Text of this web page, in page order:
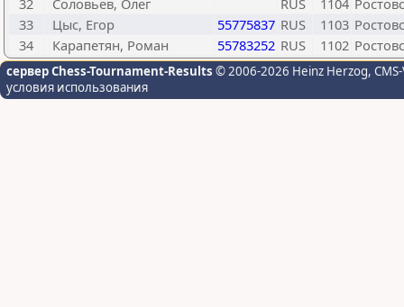
32
Соловьев, Олег RUS 1104
33
Цыс, Егор 55775837 RUS 1103
34
Карапетян, Роман 55783252 RUS 1102
сервер Chess-Tournament-Results © 2006-2026 Heinz Herzog,
условия использования